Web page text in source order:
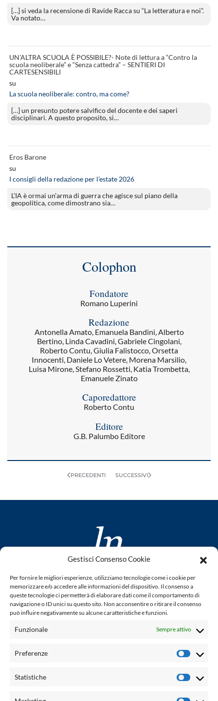
Gestisci Consenso Cookie
Per fornire le migliori esperienze, utilizziamo tecnologie come i cookie per
memorizzare e/o accedere alle informazioni del dispositivo. Il consenso a
queste tecnologie ci permetterà di elaborare dati come il comportamento di
navigazione o ID unici su questo sito. Non acconsentire o ritirare il consenso
può influire negativamente su alcune caratteristiche e funzioni.
Funzionale Sempre attivo
Preferenze
Statistiche
[…] si veda la recensione di Ravide Racca su “La letteratura e noi”.
Va notato…
UN’ALTRA SCUOLA È POSSIBILE?- Note di lettura a “Contro la
scuola neoliberale” e “Senza cattedra” – SENTIERI DI
CARTESENSIBILI
su
La scuola neoliberale: contro, ma come?
[…] un presunto potere salvifico del docente e dei saperi
disciplinari. A questo proposito, si…
Eros Barone
su
I consigli della redazione per l’estate 2026
L’IA è ormai un’arma di guerra che agisce sul piano della
geopolitica, come dimostrano sia…
Colophon
Fondatore
Romano Luperini
Redazione
Antonella Amato, Emanuela Bandini, Alberto
Bertino, Linda Cavadini, Gabriele Cingolani,
Roberto Contu, Giulia Falistocco, Orsetta
Innocenti, Daniele Lo Vetere, Morena Marsilio,
Luisa Mirone, Stefano Rossetti, Katia Trombetta,
Emanuele Zinato
Caporedattore
Roberto Contu
Editore
G.B. Palumbo Editore
PRECEDENTI SUCCESSIVI
www.laletteraturaenoi.it
fondato da Romano Luperini
Questo blog non rappresenta una testata giornalistica in
quanto viene aggiornato senza alcuna periodicità. Non può
legge n° 62 del 7.03.2001. L'autore non è responsabile per